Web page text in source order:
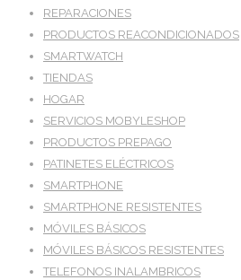
REPARACIONES
PRODUCTOS REACONDICIONADOS
SMARTWATCH
TIENDAS
HOGAR
SERVICIOS MOBYLESHOP
PRODUCTOS PREPAGO
PATINETES ELÉCTRICOS
SMARTPHONE
SMARTPHONE RESISTENTES
MÓVILES BÁSICOS
MÓVILES BÁSICOS RESISTENTES
TELEFONOS INALAMBRICOS